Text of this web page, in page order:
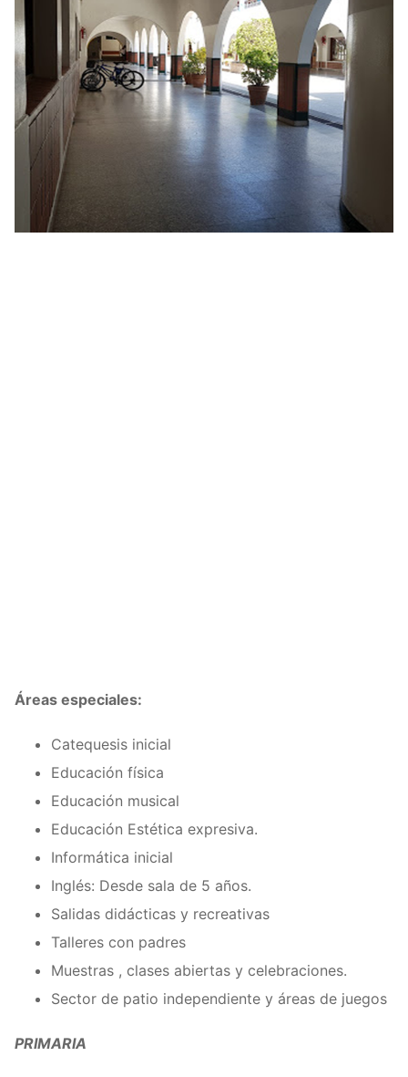
Áreas especiales:
Catequesis inicial
Educación física
Educación musical
Educación Estética expresiva.
Informática inicial
Inglés: Desde sala de 5 años.
Salidas didácticas y recreativas
Talleres con padres
Muestras , clases abiertas y celebraciones.
Sector de patio independiente y áreas de juegos
PRIMARIA